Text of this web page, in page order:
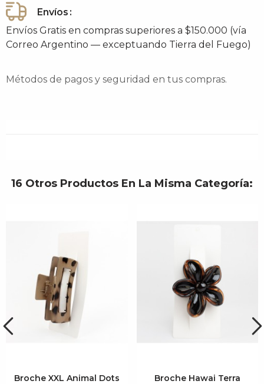
Envíos
Envíos Gratis en compras superiores a $150.000 (vía
Correo Argentino — exceptuando Tierra del Fuego)
Métodos de pagos y seguridad en tus compras.
16 Otros Productos En La Misma Categoría:
Broche XXL Animal Dots Broche Hawai Terra